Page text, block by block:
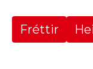
Fréttir